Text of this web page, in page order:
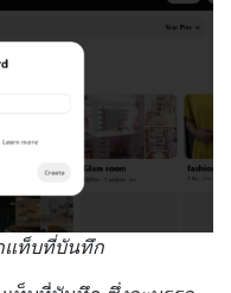
แท็บที่บันทึก